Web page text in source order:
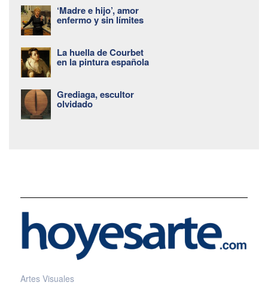
‘Madre e hijo’, amor
enfermo y sin límites
La huella de Courbet
en la pintura española
Grediaga, escultor
olvidado
Artes Visuales